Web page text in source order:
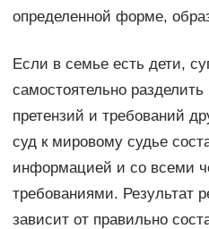
определенной форме,
Если в семье есть дети,
самостоятельно
претензий и требований
суд к мировому судье
информацией и со всеми
требованиями. Результат
зависит от правильно